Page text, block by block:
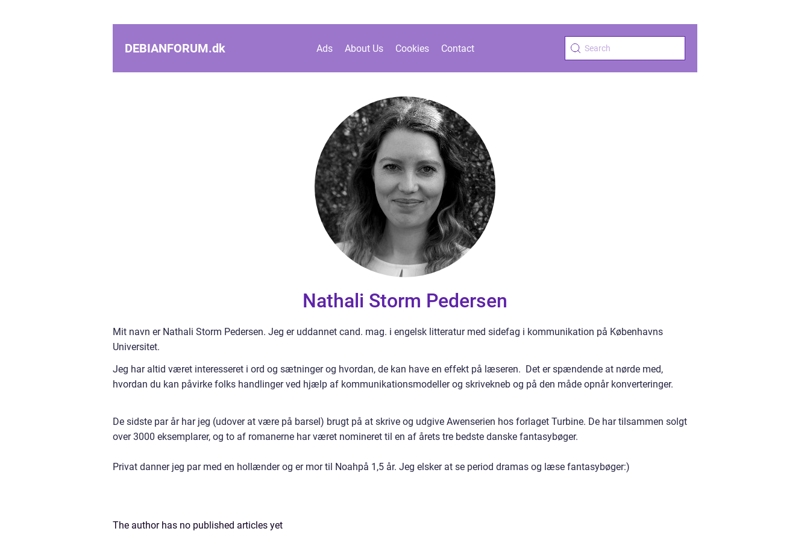
DEBIANFORUM.dk Ads About Us Cookies Contact
Nathali Storm Pedersen
Mit navn er Nathali Storm Pedersen. Jeg er uddannet cand. mag. i engelsk litteratur med sidefag i kommunikation på Københavns
Universitet.
Jeg har altid været interesseret i ord og sætninger og hvordan, de kan have en effekt på læseren. Det er spændende at nørde med,
hvordan du kan påvirke folks handlinger ved hjælp af kommunikationsmodeller og skrivekneb og på den måde opnår konverteringer.
De sidste par år har jeg (udover at være på barsel) brugt på at skrive og udgive Awenserien hos forlaget Turbine. De har tilsammen solgt
over 3000 eksemplarer, og to af romanerne har været nomineret til en af årets tre bedste danske fantasybøger.
Privat danner jeg par med en hollænder og er mor til Noahpå 1,5 år. Jeg elsker at se period dramas og læse fantasybøger:)
The author has no published articles yet